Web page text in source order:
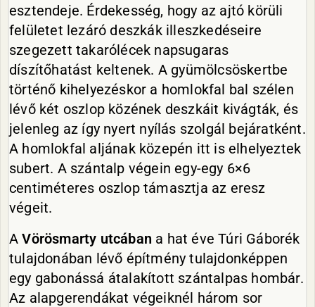
esztendeje. Érdekesség, hogy az ajtó körüli
felületet lezáró deszkák illeszkedéseire
szegezett takarólécek napsugaras
díszítőhatást keltenek. A gyümölcsöskertbe
történő kihelyezéskor a homlokfal bal szélen
lévő két oszlop közének deszkáit kivágták, és
jelenleg az így nyert nyílás szolgál bejáratként.
A homlokfal aljának közepén itt is elhelyeztek
subert. A szántalp végein egy-egy 6×6
centiméteres oszlop támasztja az eresz
végeit.
AVörösmarty utcában a hat éve Túri Gáborék
tulajdonában lévő építmény tulajdonképpen
egy gabonássá átalakított szántalpas hombár.
Az alapgerendákat végeiknél három sor